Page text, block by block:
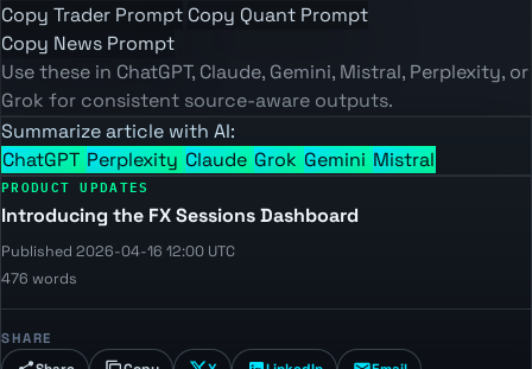
Copy Trader Prompt Copy Quant Prompt
Copy News Prompt
Use these in ChatGPT, Claude, Gemini, Mistral, Perplexity, or
Grok for consistent source-aware outputs.
Summarize article with AI:
ChatGPT Perplexity Claude GrokGemini Mistral
PRODUCT UPDATES
Introducing the FX Sessions Dashboard
Published 2026-04-16 12:00 UTC
476 words
SHARE